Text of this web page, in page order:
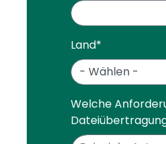
Land*
Welche